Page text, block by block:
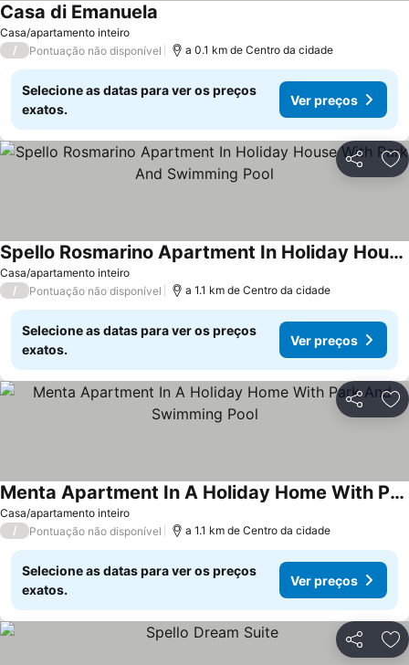
Casa/apartamento inteiro
Casa di Emanuela
/ Pontuação não disponível a 0.1 km de Centro da cidade
Selecione as datas para ver os preços
exatos.
Ver preços
Partilhar
Casa/apartamento inteiro
Spello Rosmarino Apartment In Holiday House With Park And Swimming Pool
/ Pontuação não disponível a 1.1 km de Centro da cidade
Selecione as datas para ver os preços
exatos.
Ver preços
Partilhar
Casa/apartamento inteiro
Menta Apartment In A Holiday Home With Park And Swimming Pool
/ Pontuação não disponível a 1.1 km de Centro da cidade
Selecione as datas para ver os preços
exatos.
Ver preços
Partilhar